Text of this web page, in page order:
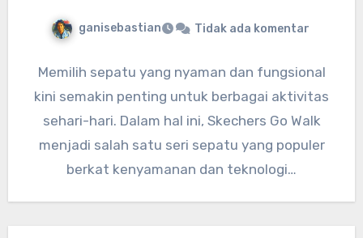
ganisebastian Tidak ada komentar
Memilih sepatu yang nyaman dan fungsional
kini semakin penting untuk berbagai aktivitas
sehari-hari. Dalam hal ini, Skechers Go Walk
menjadi salah satu seri sepatu yang populer
berkat kenyamanan dan teknologi…